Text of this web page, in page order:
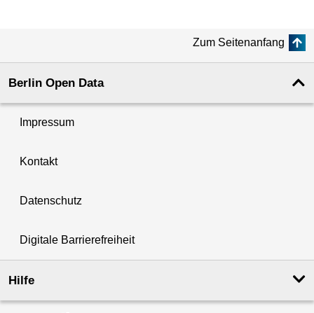
Zum Seitenanfang
Berlin Open Data
Impressum
Kontakt
Datenschutz
Digitale Barrierefreiheit
Hilfe